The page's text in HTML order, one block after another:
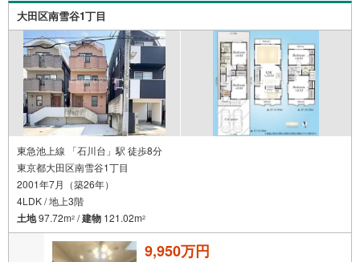
大田区南雪谷1丁目
東急池上線 「石川台」駅 徒歩8分
東京都大田区南雪谷1丁目
2001年7月（築26年）
4LDK / 地上3階
土地97.72m2 /建物 121.02m2
9,950万円